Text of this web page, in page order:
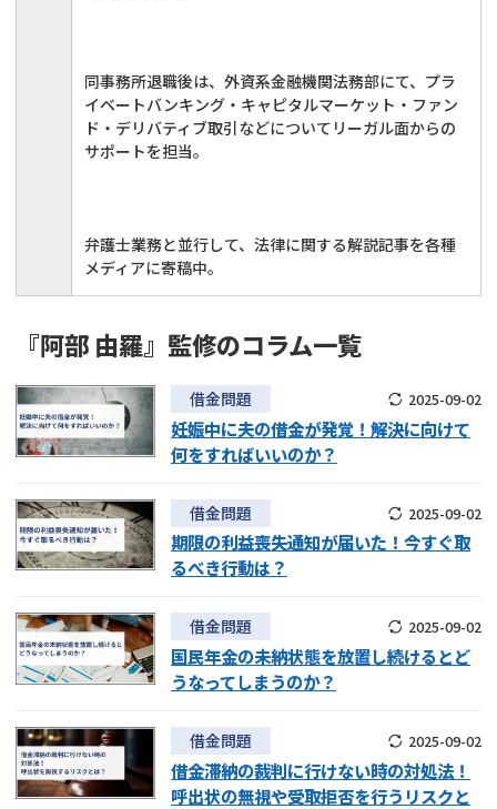
同事務所退職後は、外資系金融機関法務部にて、プラ
イベートバンキング・キャピタルマーケット・ファン
ド・デリバティブ取引などについてリーガル面からの
サポートを担当。
弁護士業務と並行して、法律に関する解説記事を各種
メディアに寄稿中。
『阿部 由羅』監修のコラム一覧
借金問題 2025-09-02
妊娠中に夫の借金が発覚！解決に向けて
何をすればいいのか？
借金問題 2025-09-02
期限の利益喪失通知が届いた！今すぐ取
るべき行動は？
借金問題 2025-09-02
国民年金の未納状態を放置し続けるとど
うなってしまうのか？
借金問題 2025-09-02
借金滞納の裁判に行けない時の対処法！
呼出状の無視や受取拒否を行うリスクと